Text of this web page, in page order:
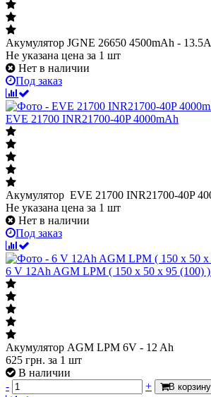
Акумулятор JGNE 26650 4500mAh -
Не указана цена за 1 шт
Нет в наличии
Под заказ
EVE 21700 INR21700-40P 4000mAh
Акумулятор EVE 21700 INR21700-40P
Не указана цена за 1 шт
Нет в наличии
Под заказ
6 V 12Ah AGM LPM ( 150 x 50 x 95 (100)
Акумулятор AGM LPM 6V - 12 Ah
625 грн. за 1 шт
В наличии
-
+ В корзину